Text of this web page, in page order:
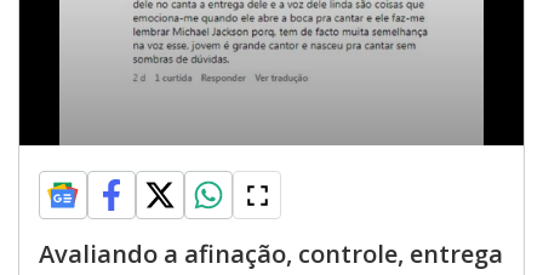
Avaliando a afinação, controle, entrega